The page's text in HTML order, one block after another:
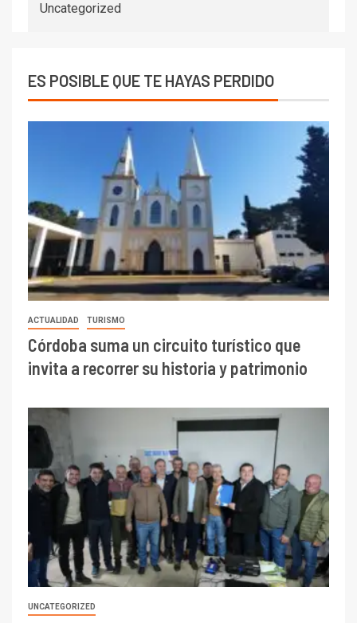
Uncategorized
ES POSIBLE QUE TE HAYAS PERDIDO
ACTUALIDAD TURISMO
Córdoba suma un circuito turístico que
invita a recorrer su historia y patrimonio
UNCATEGORIZED